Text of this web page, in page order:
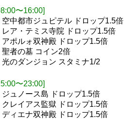
〜16:00]
空中都市ジュピテル ドロップ1.5倍
レア・テミス寺院 ドロップ1.5倍
アポルォ双神殿 ドロップ1.5倍
聖者の墓 コイン2倍
光のダンジョン スタミナ1/2
〜23:00]
ジュノース島 ドロップ1.5倍
クレイアス監獄 ドロップ1.5倍
ディエナ双神殿 ドロップ1.5倍